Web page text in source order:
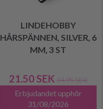
LINDEHOBBY
HÅRSPÄNNEN, SILVER, 6
MM, 3 ST
21.50 SEK 34.95 SEK
Erbjudandet upphör
31/08/2026